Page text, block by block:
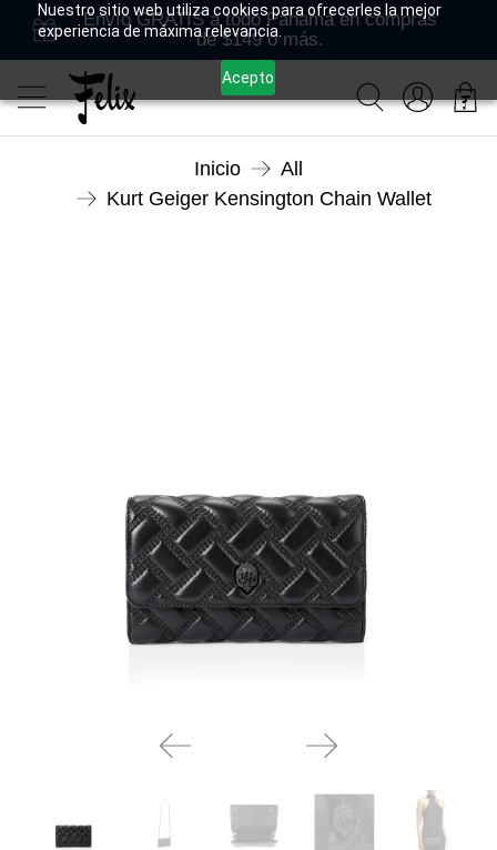
Nuestro sitio web utiliza cookies para ofrecerles la mejor
experiencia de máxima relevancia.
Acepto
Envío GRATIS a todo Panamá en compras
de $149 o más.
Inicio
All
Kurt Geiger Kensington Chain Wallet